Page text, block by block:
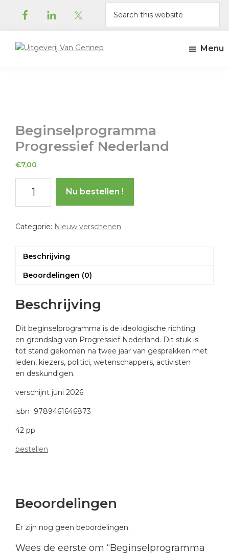
this
website
Menu
Beginselprogramma
Progressief Nederland
€7,00
Progressief
Nederland
Nu bestellen !
Categorie: Nieuw verschenen
Beschrijving
Beoordelingen (0)
Beschrijving
Dit beginselprogramma is de ideologische richting
en grondslag van Progressief Nederland. Dit stuk is
tot stand gekomen na twee jaar van gesprekken met
leden, kiezers, politici, wetenschappers, activisten
en deskundigen.
verschijnt juni 2026
isbn 9789461646873
42 pp
bestellen
Beoordelingen
Er zijn nog geen beoordelingen.
Wees de eerste om “Beginselprogramma